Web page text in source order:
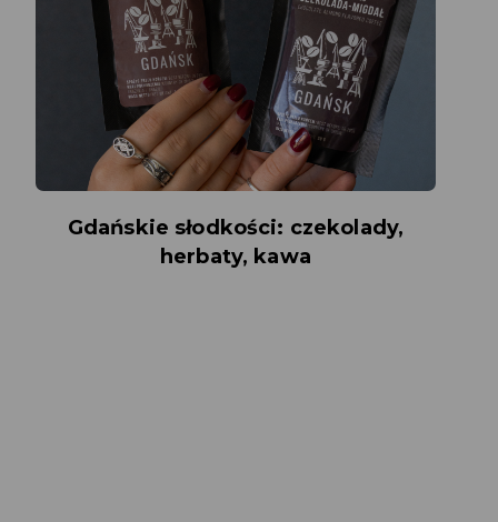
Gdańskie słodkości: czekolady,
herbaty, kawa